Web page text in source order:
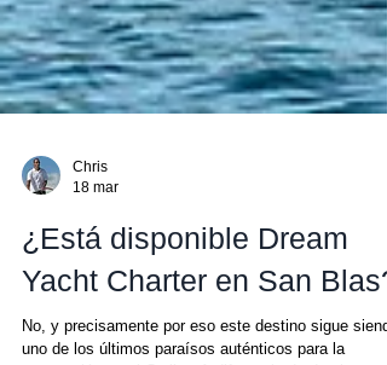
Chris
18 mar
¿Está disponible Dream